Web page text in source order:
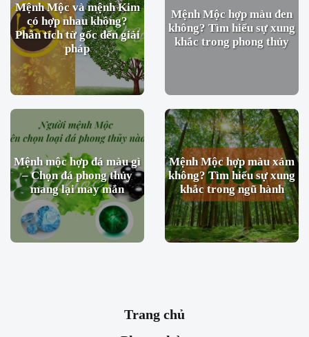
Mệnh Mộc và mệnh Kim
có hợp nhau không?
Phân tích từ gốc đến giải
pháp
Mệnh Mộc hợp màu đen
không? Tìm hiểu sự xung
khắc trong phong thủy
Mệnh mộc hợp đá màu gì
– Chọn đá phong thủy
mang lại may mắn
Mệnh Mộc hợp màu xám
không? Tìm hiểu sự xung
khắc trong ngũ hành
Trang chủ